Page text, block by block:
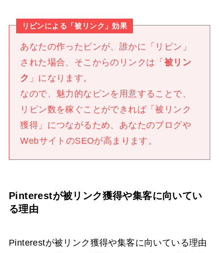
リピンによる「被リンク」効果
あなたの作ったピンが、誰かに「リピン」
された場合、そこからのリンクは「 被リン
ク 」になります。
なので、魅力的なピンを用意することで、
リピン数を稼ぐことができれば「被リンク
獲得」につながるため、あなたのブログや
WebサイトのSEOが高まります。
Pinterestが被リンク獲得や集客に向いてい
る理由
Pinterestが被リンク獲得や集客に向いている理由